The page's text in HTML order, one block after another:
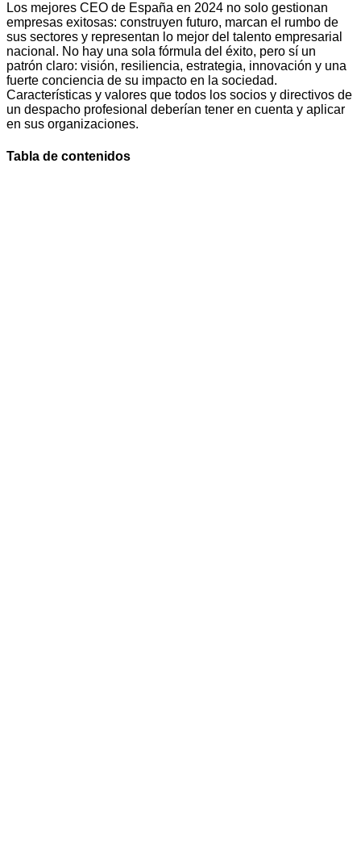
Los mejores CEO de España en 2024 no solo gestionan
empresas exitosas: construyen futuro, marcan el rumbo de
sus sectores y representan lo mejor del talento empresarial
nacional. No hay una sola fórmula del éxito, pero sí un
patrón claro: visión, resiliencia, estrategia, innovación y una
fuerte conciencia de su impacto en la sociedad.
Características y valores que todos los socios y directivos de
un despacho profesional deberían tener en cuenta y aplicar
en sus organizaciones.
Tabla de contenidos